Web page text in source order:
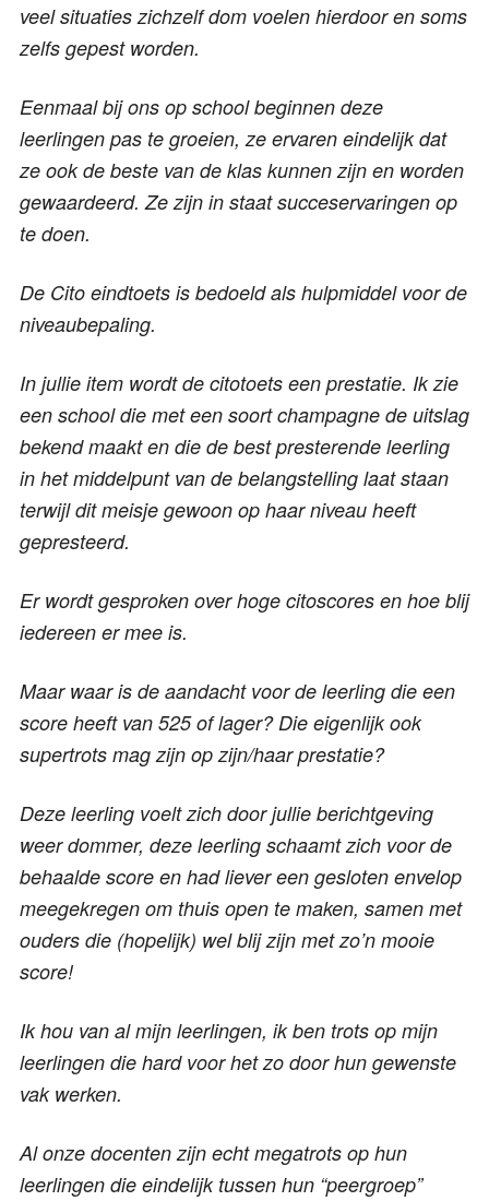
veel situaties zichzelf dom voelen hierdoor en soms
zelfs gepest worden.
Eenmaal bij ons op school beginnen deze
leerlingen pas te groeien, ze ervaren eindelijk dat
ze ook de beste van de klas kunnen zijn en worden
gewaardeerd. Ze zijn in staat succeservaringen op
te doen.
De Cito eindtoets is bedoeld als hulpmiddel voor de
niveaubepaling.
In jullie item wordt de citotoets een prestatie. Ik zie
een school die met een soort champagne de uitslag
bekend maakt en die de best presterende leerling
in het middelpunt van de belangstelling laat staan
terwijl dit meisje gewoon op haar niveau heeft
gepresteerd.
Er wordt gesproken over hoge citoscores en hoe blij
iedereen er mee is.
Maar waar is de aandacht voor de leerling die een
score heeft van 525 of lager? Die eigenlijk ook
supertrots mag zijn op zijn/haar prestatie?
Deze leerling voelt zich door jullie berichtgeving
weer dommer, deze leerling schaamt zich voor de
behaalde score en had liever een gesloten envelop
meegekregen om thuis open te maken, samen met
ouders die (hopelijk) wel blij zijn met zo’n mooie
score!
Ik hou van al mijn leerlingen, ik ben trots op mijn
leerlingen die hard voor het zo door hun gewenste
vak werken.
Al onze docenten zijn echt megatrots op hun
leerlingen die eindelijk tussen hun “peergroep”